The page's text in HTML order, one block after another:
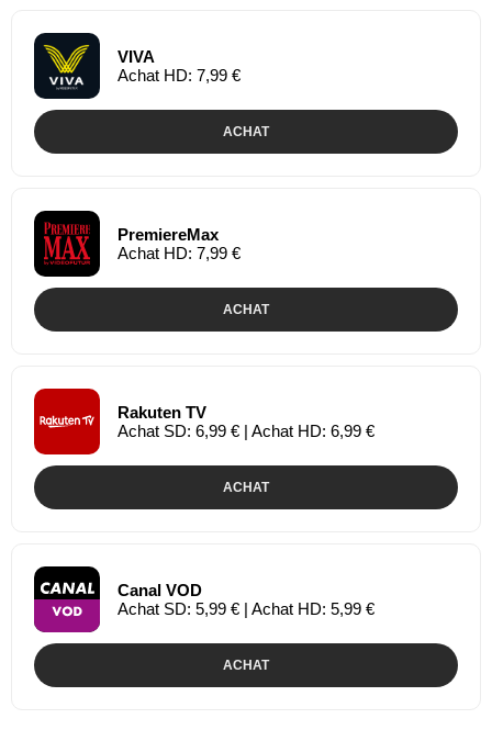
VIVA
Achat HD: 7,99 €
ACHAT
PremiereMax
Achat HD: 7,99 €
ACHAT
Rakuten TV
Achat SD: 6,99 € | Achat HD: 6,99 €
ACHAT
Canal VOD
Achat SD: 5,99 € | Achat HD: 5,99 €
ACHAT